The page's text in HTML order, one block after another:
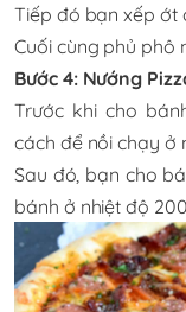
Tiếp đó bạn xếp ớt
Cuối cùng phủ phô
Bước 4: Nướng
Trước khi cho
cách để nồi chạy ở
Sau đó, bạn cho
bánh ở nhiệt độ